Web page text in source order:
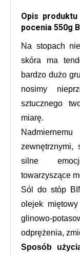
Opis
pocenia 550g
Na stopach
skóra ma
bardzo dużo
nosimy
sztucznego
miarę.
zewnętrznymi,
silne
towarzyszące
Sól do stóp
olejek
glinowo-
odprężenia,
Sposób